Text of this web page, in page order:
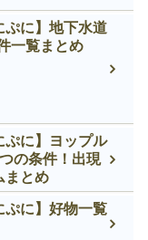
ぷに】地下水道
一覧まとめ
ぷに】ヨップル
の条件！出現
まとめ
ぷに】好物一覧